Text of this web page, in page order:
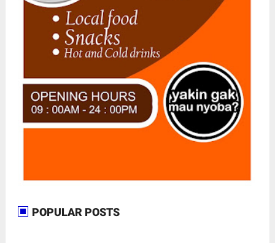
POPULAR POSTS